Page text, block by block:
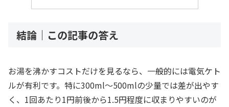
結論｜この記事の答え
お湯を沸かすコストだけを見るなら、一般的には電気ケト
ルが有利です。特に300ml〜500mlの少量では差が出やす
く、1回あたり1円前後から1.5円程度に収まりやすいのが